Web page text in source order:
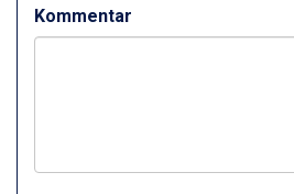
Passo Tonale fra DKK 3.795
Bad Hofgastein fra DKK 5.495
Zell am See fra DKK 4.095
Kommentar